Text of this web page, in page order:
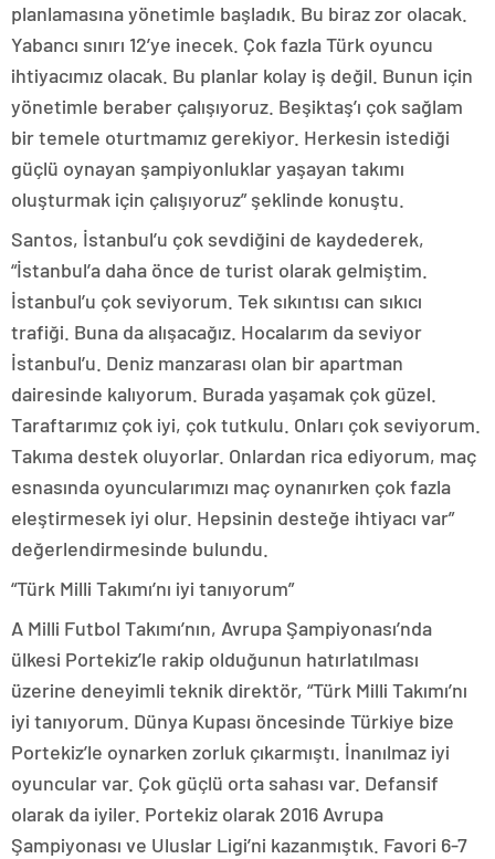
planlamasına yönetimle başladık. Bu biraz zor olacak.
Yabancı sınırı 12’ye inecek. Çok fazla Türk oyuncu
ihtiyacımız olacak. Bu planlar kolay iş değil. Bunun için
yönetimle beraber çalışıyoruz. Beşiktaş’ı çok sağlam
bir temele oturtmamız gerekiyor. Herkesin istediği
güçlü oynayan şampiyonluklar yaşayan takımı
oluşturmak için çalışıyoruz” şeklinde konuştu.
Santos, İstanbul’u çok sevdiğini de kaydederek,
“İstanbul’a daha önce de turist olarak gelmiştim.
İstanbul’u çok seviyorum. Tek sıkıntısı can sıkıcı
trafiği. Buna da alışacağız. Hocalarım da seviyor
İstanbul’u. Deniz manzarası olan bir apartman
dairesinde kalıyorum. Burada yaşamak çok güzel.
Taraftarımız çok iyi, çok tutkulu. Onları çok seviyorum.
Takıma destek oluyorlar. Onlardan rica ediyorum, maç
esnasında oyuncularımızı maç oynanırken çok fazla
eleştirmesek iyi olur. Hepsinin desteğe ihtiyacı var”
değerlendirmesinde bulundu.
“Türk Milli Takımı’nı iyi tanıyorum”
A Milli Futbol Takımı’nın, Avrupa Şampiyonası’nda
ülkesi Portekiz’le rakip olduğunun hatırlatılması
üzerine deneyimli teknik direktör, “Türk Milli Takımı’nı
iyi tanıyorum. Dünya Kupası öncesinde Türkiye bize
Portekiz’le oynarken zorluk çıkarmıştı. İnanılmaz iyi
oyuncular var. Çok güçlü orta sahası var. Defansif
olarak da iyiler. Portekiz olarak 2016 Avrupa
Şampiyonası ve Uluslar Ligi’ni kazanmıştık. Favori 6-7